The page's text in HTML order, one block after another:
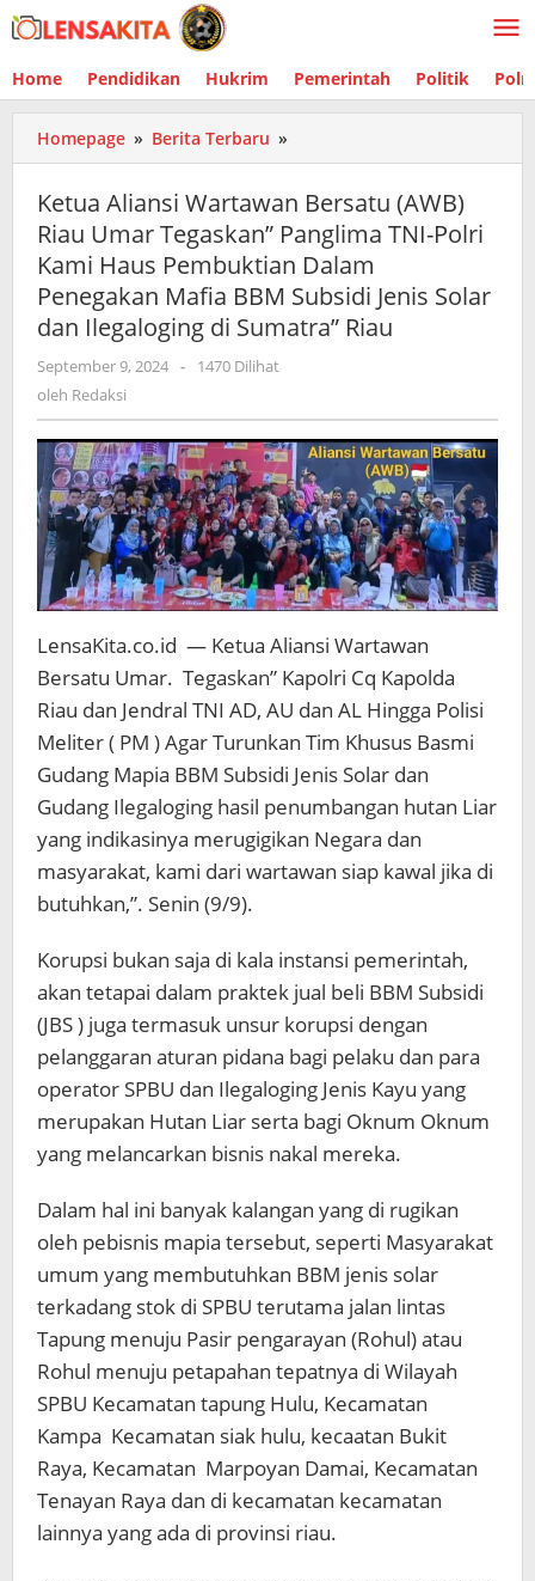
Lewati
ke
Home Pendidikan Hukrim Pemerintah Politik
Homepage » Berita Terbaru »
Aliansi
Bersatu
(AWB)
Riau
Umar
Tegaskan"
Panglima
Kami
Haus
Pembuktian
Dalam
Penegakan
Mafia
BBM
Subsidi
Jenis
Solar
dan
Ilegaloging
di
Sumatra"
Riau
Ketua Aliansi Wartawan Bersatu (AWB)
Riau Umar Tegaskan” Panglima TNI-Polri
Kami Haus Pembuktian Dalam
Penegakan Mafia BBM Subsidi Jenis Solar
dan Ilegaloging di Sumatra” Riau
September 9, 2024 oleh
-
1470 Dilihat
oleh Redaksi
LensaKita.co.id — Ketua Aliansi Wartawan
Bersatu Umar. Tegaskan” Kapolri Cq Kapolda
Riau dan Jendral TNI AD, AU dan AL Hingga Polisi
Meliter ( PM ) Agar Turunkan Tim Khusus Basmi
Gudang Mapia BBM Subsidi Jenis Solar dan
Gudang Ilegaloging hasil penumbangan hutan Liar
yang indikasinya merugigikan Negara dan
masyarakat, kami dari wartawan siap kawal jika di
butuhkan,”. Senin (9/9).
Korupsi bukan saja di kala instansi pemerintah,
akan tetapai dalam praktek jual beli BBM Subsidi
(JBS ) juga termasuk unsur korupsi dengan
pelanggaran aturan pidana bagi pelaku dan para
operator SPBU dan Ilegaloging Jenis Kayu yang
merupakan Hutan Liar serta bagi Oknum Oknum
yang melancarkan bisnis nakal mereka.
Dalam hal ini banyak kalangan yang di rugikan
oleh pebisnis mapia tersebut, seperti Masyarakat
umum yang membutuhkan BBM jenis solar
terkadang stok di SPBU terutama jalan lintas
Tapung menuju Pasir pengarayan (Rohul) atau
Rohul menuju petapahan tepatnya di Wilayah
SPBU Kecamatan tapung Hulu, Kecamatan
Kampa Kecamatan siak hulu, kecaatan Bukit
Raya, Kecamatan Marpoyan Damai, Kecamatan
Tenayan Raya dan di kecamatan kecamatan
lainnya yang ada di provinsi riau.